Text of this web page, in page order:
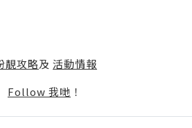
靚攻略及 活動情報
Follow 我哋 ！